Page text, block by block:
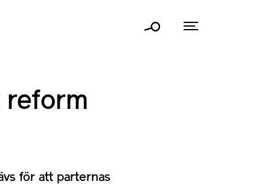
reform
för att parternas